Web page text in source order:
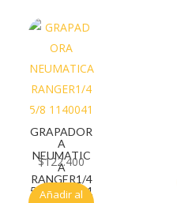
GRAPADOR
A
NEUMATIC
A
RANGER1/4
5/8 1140041
$122.400
Añadir al